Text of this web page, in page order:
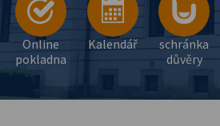
Online
pokladna
Kalendář
schránka
důvěry